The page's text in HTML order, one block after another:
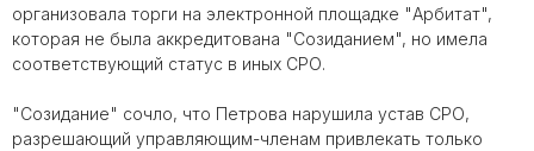
организовала торги на электронной площадке "Арбитат",
которая не была аккредитована "Созиданием", но имела
соответствующий статус в иных СРО.
"Созидание" сочло, что Петрова нарушила устав СРО,
разрешающий управляющим-членам привлекать только